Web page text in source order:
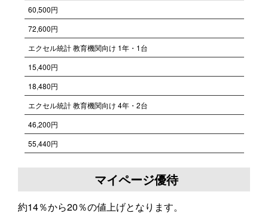
60,500円
72,600円
エクセル統計 教育機関向け 1年・1台
15,400円
18,480円
エクセル統計 教育機関向け 4年・2台
46,200円
55,440円
マイページ優待
約14％から20％の値上げとなります。